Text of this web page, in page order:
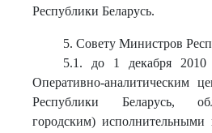
Республики Беларусь.
5. Совету Министров
5.1. до 1 декабря
Оперативно-аналитическим
Республики Беларусь,
городским) исполнительными